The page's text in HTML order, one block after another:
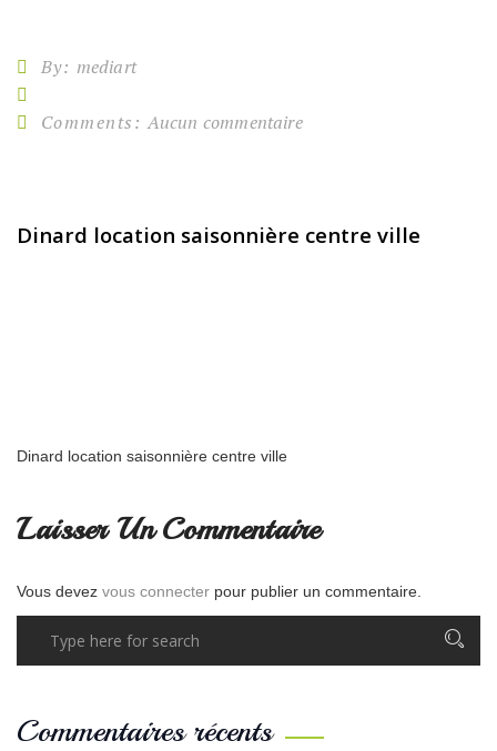
By: mediart
Comments:Aucun commentaire
Dinard location saisonnière centre ville
Dinard location saisonnière centre ville
Laisser Un Commentaire
Vous devez vous connecter pour publier un commentaire.
Commentaires récents